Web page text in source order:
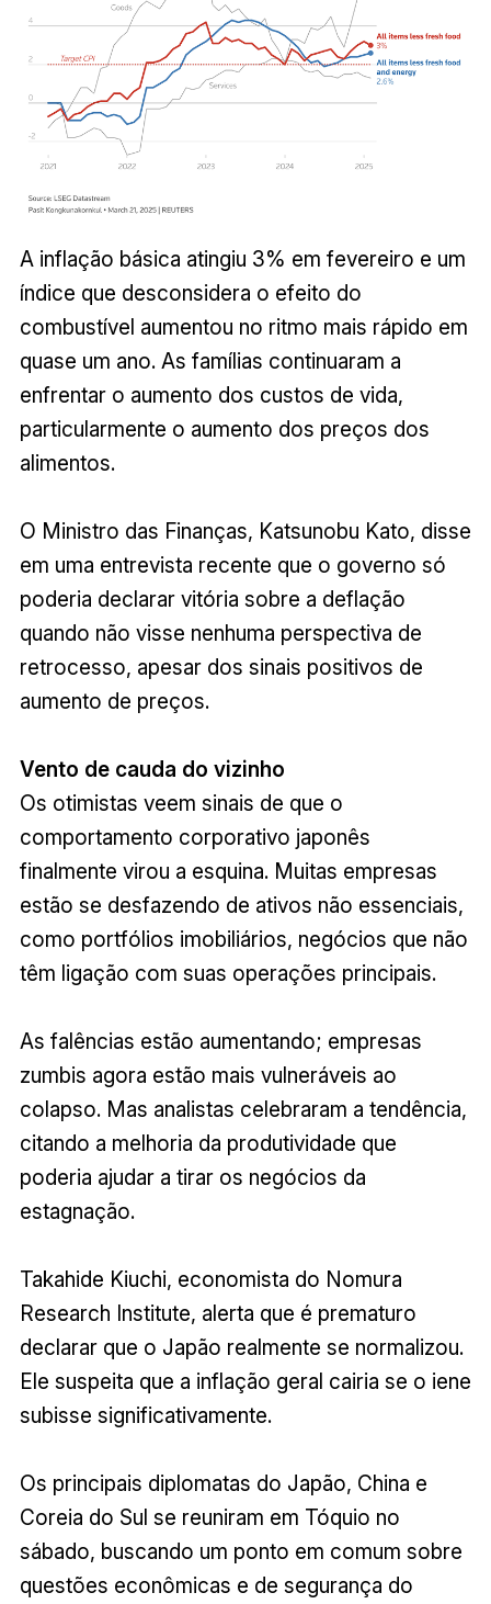
A inflação básica atingiu 3% em fevereiro e um
índice que desconsidera o efeito do
combustível aumentou no ritmo mais rápido em
quase um ano. As famílias continuaram a
enfrentar o aumento dos custos de vida,
particularmente o aumento dos preços dos
alimentos.
O Ministro das Finanças, Katsunobu Kato, disse
em uma entrevista recente que o governo só
poderia declarar vitória sobre a deflação
quando não visse nenhuma perspectiva de
retrocesso, apesar dos sinais positivos de
aumento de preços.
Vento de cauda do vizinho
Os otimistas veem sinais de que o
comportamento corporativo japonês
finalmente virou a esquina. Muitas empresas
estão se desfazendo de ativos não essenciais,
como portfólios imobiliários, negócios que não
têm ligação com suas operações principais.
As falências estão aumentando; empresas
zumbis agora estão mais vulneráveis ao
colapso. Mas analistas celebraram a tendência,
citando a melhoria da produtividade que
poderia ajudar a tirar os negócios da
estagnação.
Takahide Kiuchi, economista do Nomura
Research Institute, alerta que é prematuro
declarar que o Japão realmente se normalizou.
Ele suspeita que a inflação geral cairia se o iene
subisse significativamente.
Os principais diplomatas do Japão, China e
Coreia do Sul se reuniram em Tóquio no
sábado, buscando um ponto em comum sobre
questões econômicas e de segurança do